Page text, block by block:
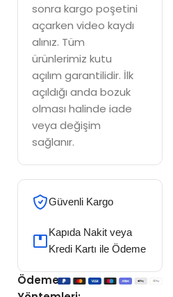
sonra kargo poşetini
açarken video kaydı
alınız. Tüm
ürünlerimiz kutu
açılım garantilidir. İlk
açıldığı anda bozuk
olması halinde iade
veya değişim
sağlanır.
Güvenli Kargo
Kapıda Nakit veya
Kredi Kartı ile Ödeme
Ödeme